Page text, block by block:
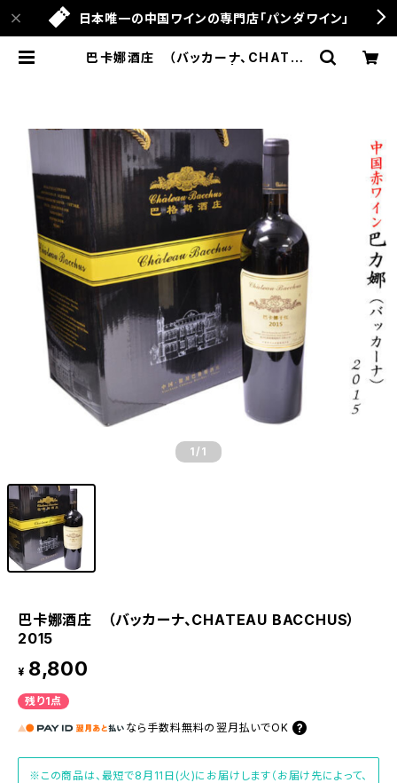
日本唯一の中国ワインの専門店「パンダワイン」
巴卡娜酒庄 （バッカーナ、CHATEA
1 /1
巴卡娜酒庄 （バッカーナ、CHATEAU BACCHUS）
2015
¥ 8,800
残り1点
なら 手数料無料の 翌月払いでOK
※この商品は、最短で8月11日(火)にお届けします（お届け先によって、